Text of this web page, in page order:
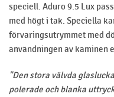
speciell. Aduro 9.5 Lux
med högt i tak. Speciella
förvaringsutrymmet med
användningen av kaminen
"Den stora välvda
polerade och blanka